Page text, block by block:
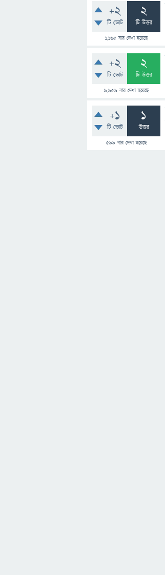
+2
টি ভোট
2
টি উত্তর
1,165 বার দেখা হয়েছে
+2
টি ভোট
2
টি উত্তর
9,959 বার দেখা হয়েছে
+1
টি ভোট
1
উত্তর
599 বার দেখা হয়েছে